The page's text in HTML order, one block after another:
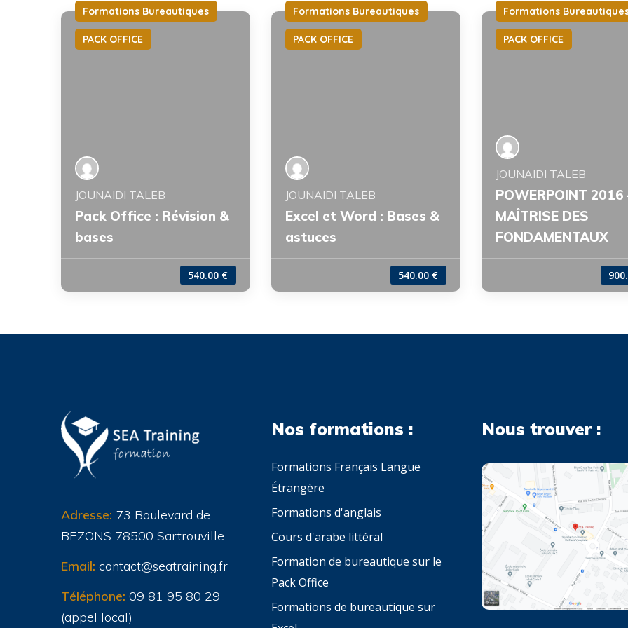
Formations Bureautiques
PACK OFFICE
JOUNAIDI TALEB
Pack Office : Révision &
bases
540.00 €
Formations Bureautiques
PACK OFFICE
JOUNAIDI TALEB
Excel et Word : Bases &
astuces
540.00 €
Formations
PACK OFFICE
JOUNAIDI TALEB
POWERPOINT 2016
MAÎTRISE DES
FONDAMENTAUX
Adresse: 73 Boulevard de
BEZONS 78500 Sartrouville
Email: contact@seatraining.fr
Téléphone: 09 81 95 80 29
(appel local)
Nos formations :
Formations Français Langue
Étrangère
Formations d'anglais
Cours d'arabe littéral
Formation de bureautique sur le
Pack Office
Formations de bureautique sur
Nous trouver :